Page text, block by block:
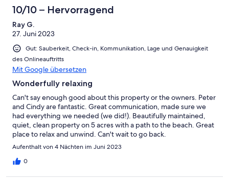
10/10 – Hervorragend
Ray G.
27. Juni 2023
Gut: Sauberkeit, Check-in, Kommunikation, Lage und Genauigkeit
des Onlineauftritts
Mit Google übersetzen
Wonderfully relaxing
Can't say enough good about this property or the owners. Peter
and Cindy are fantastic. Great communication, made sure we
had everything we needed (we did!). Beautifully maintained,
quiet, clean property on 5 acres with a path to the beach. Great
place to relax and unwind. Can't wait to go back.
Aufenthalt von 4 Nächten im Juni 2023
0